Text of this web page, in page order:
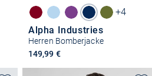
+4
Alpha Industries
Herren Bomberjacke
149,99 €